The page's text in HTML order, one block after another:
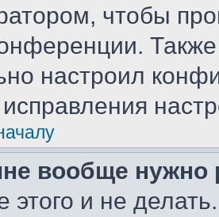
чтобы
настроил
вообще нужно
и не